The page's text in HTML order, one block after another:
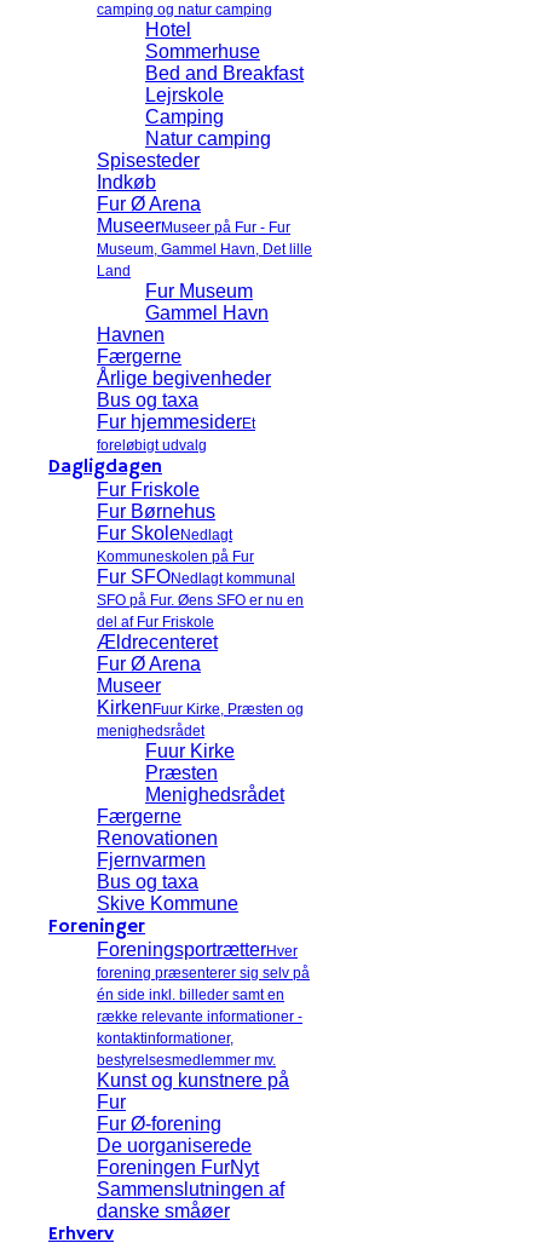
camping og natur camping
Hotel
Sommerhuse
Bed and Breakfast
Lejrskole
Camping
Natur camping
Spisesteder
Indkøb
Fur Ø Arena
MuseerMuseer på Fur - Fur
Museum, Gammel Havn, Det lille
Land
Fur Museum
Gammel Havn
Havnen
Færgerne
Årlige begivenheder
Bus og taxa
Fur hjemmesiderEt
foreløbigt udvalg
Dagligdagen
Fur Friskole
Fur Børnehus
Fur SkoleNedlagt
Kommuneskolen på Fur
Fur SFONedlagt kommunal
SFO på Fur. Øens SFO er nu en
del af Fur Friskole
Ældrecenteret
Fur Ø Arena
Museer
Kirken Fuur Kirke, Præsten og
menighedsrådet
Fuur Kirke
Præsten
Menighedsrådet
Færgerne
Renovationen
Fjernvarmen
Bus og taxa
Skive Kommune
Foreninger
ForeningsportrætterHver
forening præsenterer sig selv på
én side inkl. billeder samt en
række relevante informationer -
kontaktinformationer,
bestyrelsesmedlemmer mv.
Kunst og kunstnere på
Fur
Fur Ø-forening
De uorganiserede
Foreningen FurNyt
Sammenslutningen af
danske småøer
Erhverv